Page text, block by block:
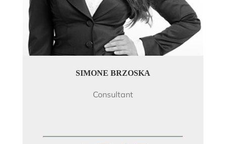
SIMONE BRZOSKA
Consultant